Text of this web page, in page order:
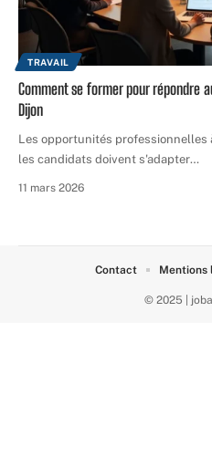
TRAVAIL
Comment se former pour répondre
Dijon
Les opportunités professionnelles
les candidats doivent s'adapter…
11 mars 2026
© 2025 |
Contact Mentions